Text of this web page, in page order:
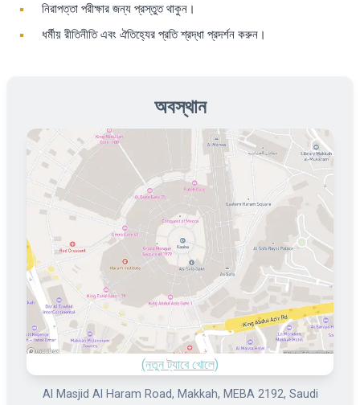
নিরাপত্তা পরীক্ষার জন্য প্রস্তুত থাকুন।
ধর্মীয় রীতিনীতি এবং ঐতিহ্যের প্রতি শ্রদ্ধা প্রদর্শন করুন।
অবস্থান
(নতুন ট্যাবে খোলে)
Al Masjid Al Haram Road, Makkah, MEBA 2192, Saudi